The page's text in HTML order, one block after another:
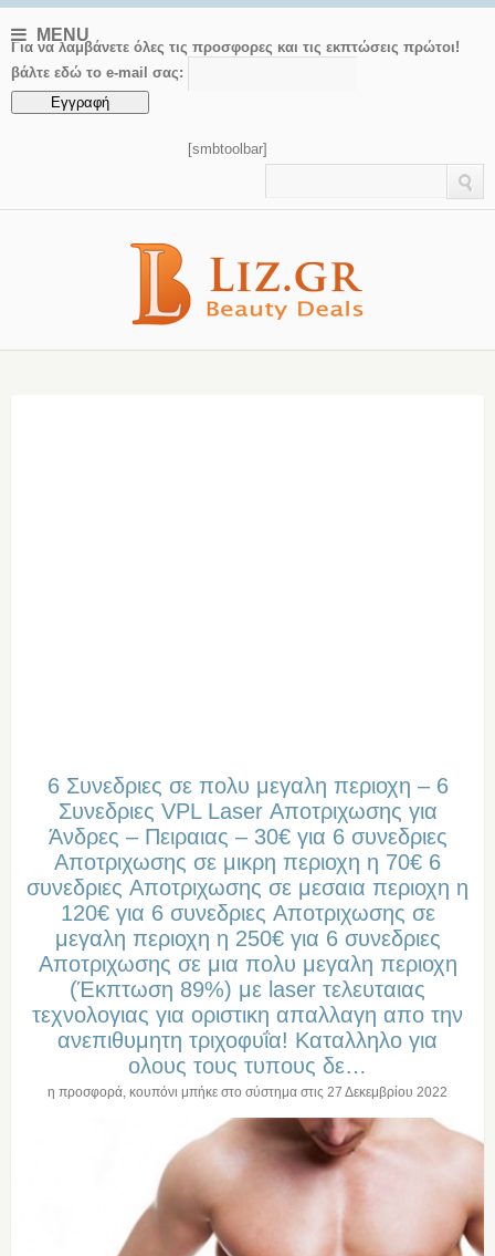
MENU
Για να λαμβάνετε όλες τις προσφορες και τις εκπτώσεις πρώτοι!
βάλτε εδώ το e-mail σας:
[smbtoolbar]
6 Συνεδριες σε πολυ μεγαλη περιοχη – 6
Συνεδριες VPL Laser Αποτριχωσης για
Άνδρες – Πειραιας – 30€ για 6 συνεδριες
Aποτριχωσης σε μικρη περιοχη η 70€ 6
συνεδριες Aποτριχωσης σε μεσαια περιοχη η
120€ για 6 συνεδριες Aποτριχωσης σε
μεγαλη περιοχη η 250€ για 6 συνεδριες
Aποτριχωσης σε μια πολυ μεγαλη περιοχη
(Έκπτωση 89%) με laser τελευταιας
τεχνολογιας για οριστικη απαλλαγη απο την
ανεπιθυμητη τριχοφυΐα! Καταλληλο για
ολους τους τυπους δε…
η προσφορά, κουπόνι μπήκε στο σύστημα στις 27 Δεκεμβρίου 2022